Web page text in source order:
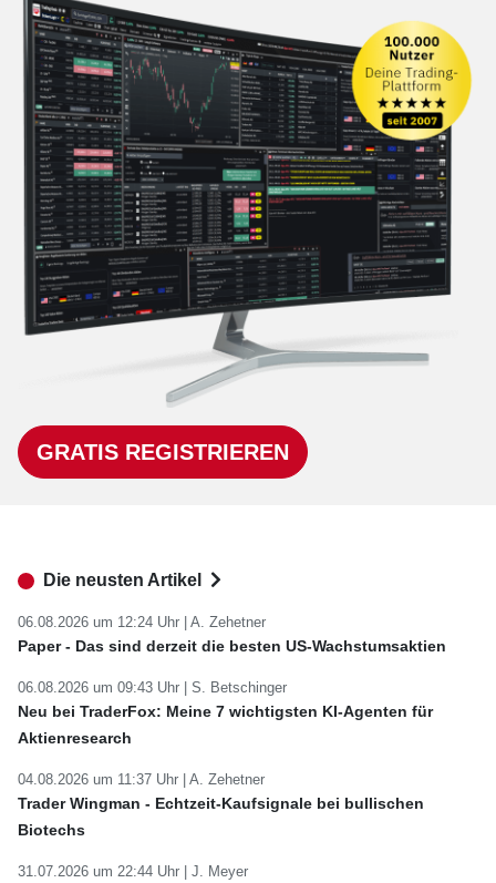
GRATIS REGISTRIEREN
Die neusten Artikel
06.08.2026 um 12:24 Uhr | A. Zehetner
Paper - Das sind derzeit die besten US-Wachstumsaktien
06.08.2026 um 09:43 Uhr | S. Betschinger
Neu bei TraderFox: Meine 7 wichtigsten KI-Agenten für
Aktienresearch
04.08.2026 um 11:37 Uhr | A. Zehetner
Trader Wingman - Echtzeit-Kaufsignale bei bullischen
Biotechs
31.07.2026 um 22:44 Uhr | J. Meyer